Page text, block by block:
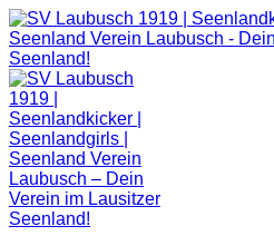
Zum
Inhalt
springen